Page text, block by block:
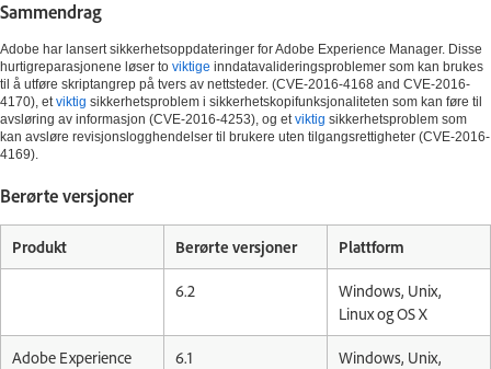
Sammendrag
Adobe har lansert sikkerhetsoppdateringer for Adobe Experience Manager. Disse
hurtigreparasjonene løser to viktige inndatavalideringsproblemer som kan brukes
til å utføre skriptangrep på tvers av nettsteder. (CVE-2016-4168 and CVE-2016-
4170), etviktig sikkerhetsproblem i sikkerhetskopifunksjonaliteten som kan føre til
avsløring av informasjon (CVE-2016-4253), og etviktig sikkerhetsproblem som
kan avsløre revisjonslogghendelser til brukere uten tilgangsrettigheter (CVE-2016-
4169).
Berørte versjoner
Produkt Berørte versjoner Plattform
6.2
Windows, Unix,
Linux og OS X
Adobe Experience
6.1
Windows, Unix,